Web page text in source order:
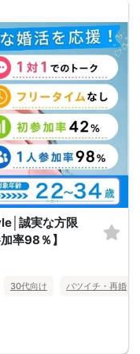
誠実な方限
率98％】
30代向け バツイチ・再婚